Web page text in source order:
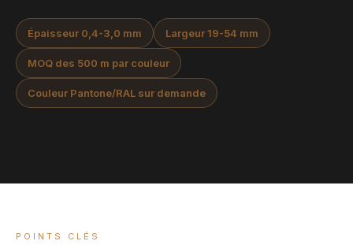
Épaisseur 0,4-3,0 mm Largeur 19-54 mm
MOQ des 500 m par couleur
Couleur Pantone/RAL sur demande
POINTS CLÉS